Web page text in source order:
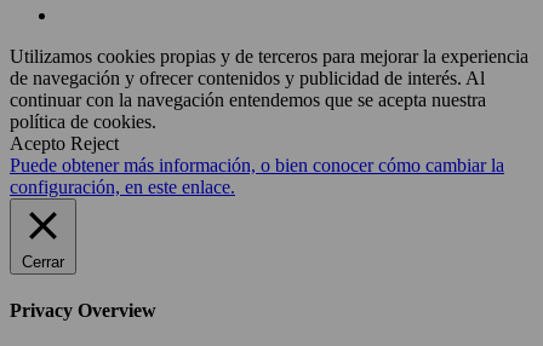
Utilizamos cookies propias y de terceros para mejorar la experiencia
de navegación y ofrecer contenidos y publicidad de interés. Al
continuar con la navegación entendemos que se acepta nuestra
política de cookies.
Acepto Reject
Puede obtener más información, o bien conocer cómo cambiar la
configuración, en este enlace.
Cerrar
Privacy Overview